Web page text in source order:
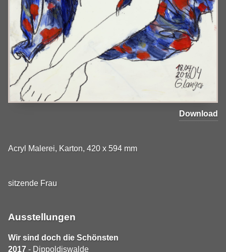
Download
Acryl Malerei, Karton, 420 x 594 mm
sitzende Frau
Ausstellungen
Wir sind doch die Schönsten
2017 - Dippoldiswalde